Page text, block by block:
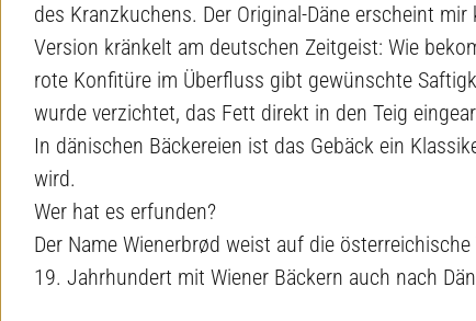
des Kranzkuchens. Der Original-Däne erscheint
Version kränkelt am deutschen Zeitgeist: Wie
rote Konfitüre im Überfluss gibt gewünschte
wurde verzichtet, das Fett direkt in den Teig
In dänischen Bäckereien ist das Gebäck ein
wird.
Wer hat es erfunden?
Der Name Wienerbrød weist auf die
19. Jahrhundert mit Wiener Bäckern auch nach